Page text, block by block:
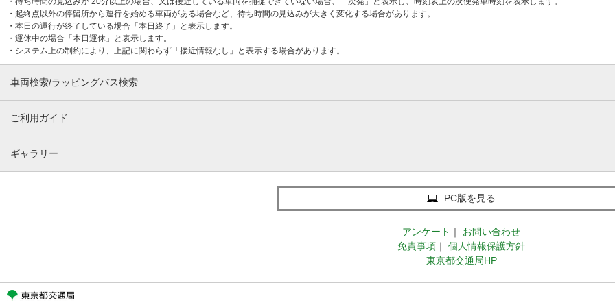
・起終点以外の停留所から運行を始める車両がある場合など、待ち時間の見込みが大きく変化する場合があります。
・本日の運行が終了している場合「本日終了」と表示します。
・運休中の場合「本日運休」と表示します。
・システム上の制約により、上記に関わらず「接近情報なし」と表示する場合があります。
車両検索/ラッピングバス検索
ご利用ガイド
ギャラリー
PC版を見る
アンケート ｜
お問い合わせ
免責事項 ｜
個人情報保護方針
東京都交通局HP